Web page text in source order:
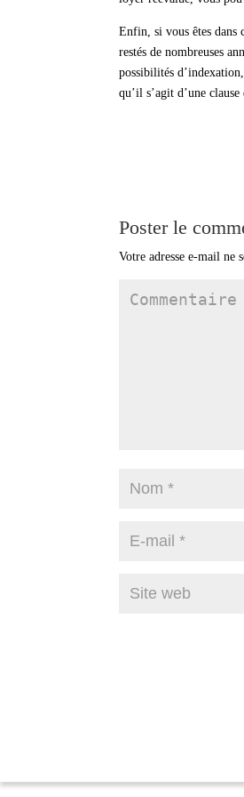
Enfin, si vous êtes dans
restés de nombreuses
possibilités
qu’il s’agit d’une
Poster le
Votre adresse e-mail ne